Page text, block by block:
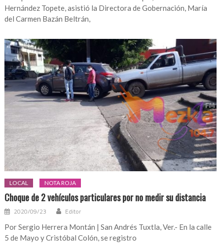
Hernández Topete, asistió la Directora de Gobernación, María
del Carmen Bazán Beltrán,
LOCAL NOTA ROJA
Choque de 2 vehículos particulares por no medir su distancia
2020/09/23 Editor
Por Sergio Herrera Montán | San Andrés Tuxtla, Ver.- En la calle
5 de Mayo y Cristóbal Colón, se registro